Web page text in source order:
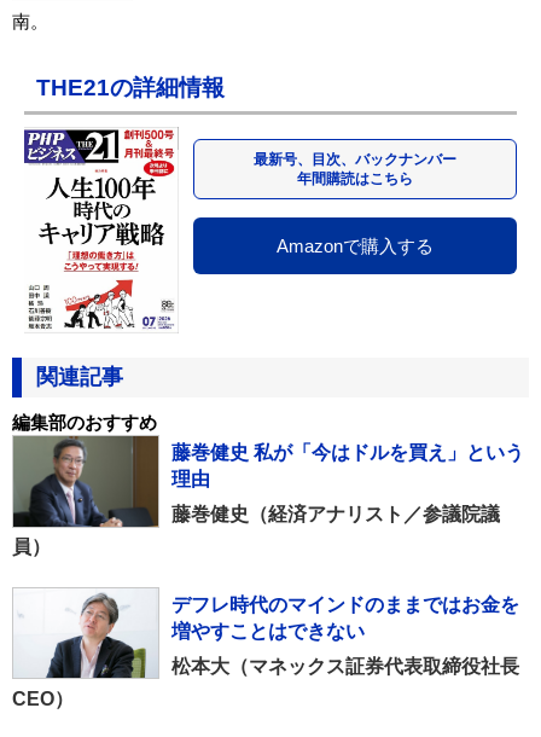
南。
THE21の詳細情報
最新号、目次、バックナンバー
年間購読はこちら
Amazonで購入する
関連記事
編集部のおすすめ
藤巻健史 私が「今はドルを買え」という
理由
藤巻健史（経済アナリスト／参議院議
員）
デフレ時代のマインドのままではお金を
増やすことはできない
松本大（マネックス証券代表取締役社長
CEO）